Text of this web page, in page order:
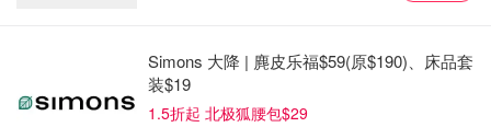
图片来自于@Greendale Acres ，版权属于原作者
Simons 大降 | 麂皮乐福$59(原$190)、床品套
装$19
1.5折起 北极狐腰包$29